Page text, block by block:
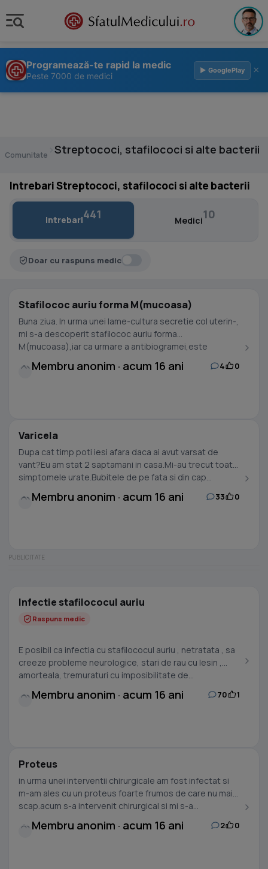
Programează-te rapid la medic
Peste 7000 de medici
▶ GooglePlay ×
Comunitate Streptococi, stafilococi si alte bacterii
Intrebari Streptococi, stafilococi si alte bacterii
Intrebari441 Medici10
Doar cu raspuns medic
Stafilococ auriu forma M(mucoasa)
Buna ziua. In urma unei lame-cultura secretie col uterin-,
mi s-a descoperit stafilococ auriu forma
M(mucoasa),iar ca urmare a antibiogramei,este
Membru anonim · acum 16 ani 4 0
Varicela
Dupa cat timp poti iesi afara daca ai avut varsat de
vant?Eu am stat 2 saptamani in casa.Mi-au trecut toate
simptomele urate.Bubitele de pe fata si din cap...
Membru anonim · acum 16 ani 33 0
Infectie stafilococul auriu
Raspuns medic
E posibil ca infectia cu stafilococul auriu , netratata , sa
creeze probleme neurologice, stari de rau cu lesin ,
amorteala, tremuraturi cu imposibilitate de...
Membru anonim · acum 16 ani 70 1
Proteus
in urma unei interventii chirurgicale am fost infectat si
m-am ales cu un proteus foarte frumos de care nu mai
scap.acum s-a intervenit chirurgical si mi s-a...
Membru anonim · acum 16 ani 2 0